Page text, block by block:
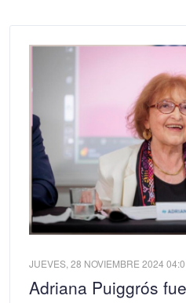
JUEVES, 28 NOVIEMBRE 2024
Adriana Puiggrós